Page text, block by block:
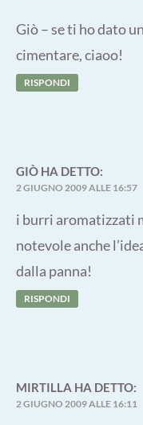
Giò – se ti ho dato
cimentare, ciaoo!
RISPONDI
GIÒ HA DETTO:
2 GIUGNO 2009 ALLE 16:57
i burri aromatizzati
notevole anche
dalla panna!
RISPONDI
MIRTILLA HA DETTO:
2 GIUGNO 2009 ALLE 16:11